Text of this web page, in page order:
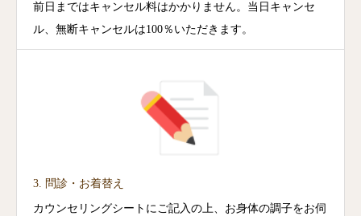
前日まではキャンセル料はかかりません。当日キャンセ
ル、無断キャンセルは100％いただきます。
3. 問診・お着替え
カウンセリングシートにご記入の上、お身体の調子をお伺